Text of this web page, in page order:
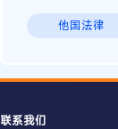
他国法律
联系我们